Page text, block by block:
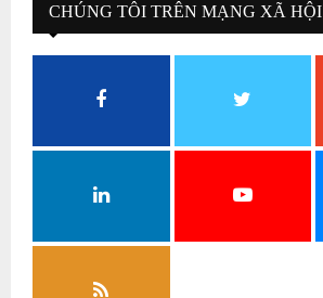
CHÚNG TÔI TRÊN MẠNG XÃ HỘI